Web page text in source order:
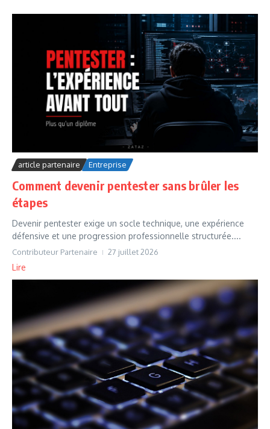
article partenaire Entreprise
Comment devenir pentester sans brûler les
étapes
Devenir pentester exige un socle technique, une expérience
défensive et une progression professionnelle structurée....
Contributeur Partenaire 27 juillet 2026
Lire